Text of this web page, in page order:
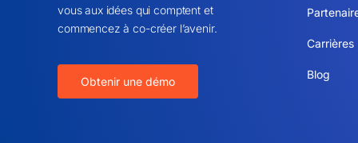
vous aux idées qui comptent et
commencez à co-créer l’avenir.
Obtenir une démo
Carrières
Blog